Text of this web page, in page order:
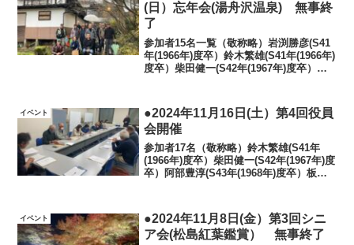
(日）忘年会(湯舟沢温泉) 無事終
了
参加者15名一覧（敬称略）岩渕勝彦(S41
年(1966年)度卒）鈴木繁雄(S41年(1966年)
度卒）柴田健一(S42年(1967年)度卒）阿
(19...
イベント
●2024年11月16日(土）第4回役員
会開催
参加者17名（敬称略）鈴木繁雄(S41年
(1966年)度卒）柴田健一(S42年(1967年)度
卒）阿部豊淳(S43年(1968年)度卒）板橋
イベント
●2024年11月8日(金）第3回シニ
ア会(松島紅葉鑑賞） 無事終了